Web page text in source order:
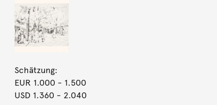
Schätzung:
EUR 1.000 - 1.500
USD 1.360 - 2.040